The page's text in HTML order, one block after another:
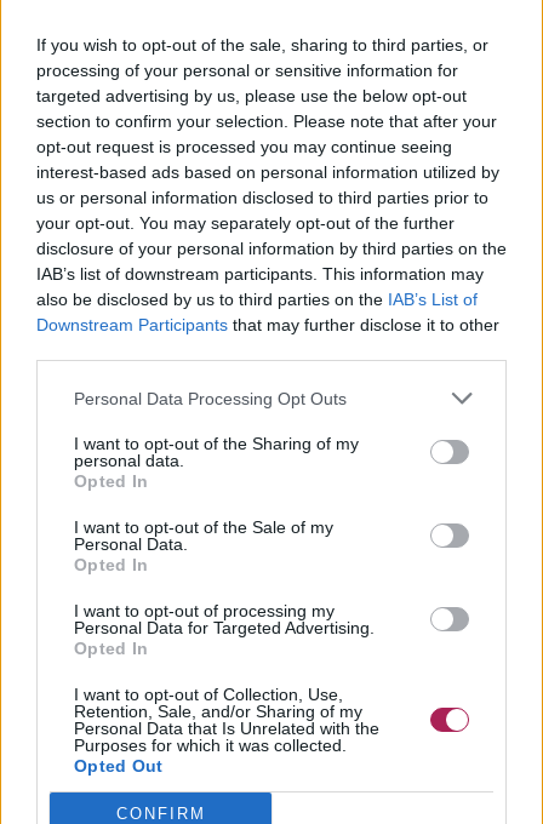
If you wish to opt-out of the sale, sharing to third parties, or
processing of your personal or sensitive information for
targeted advertising by us, please use the below opt-out
section to confirm your selection. Please note that after your
opt-out request is processed you may continue seeing
interest-based ads based on personal information utilized by
us or personal information disclosed to third parties prior to
your opt-out. You may separately opt-out of the further
disclosure of your personal information by third parties on the
IAB’s list of downstream participants. This information may
also be disclosed by us to third parties on the IAB’s List of
Downstream Participants that may further disclose it to other
Personal Data Processing Opt Outs
I want to opt-out of the Sharing of my
personal data.
Opted In
I want to opt-out of the Sale of my
Personal Data.
Opted In
I want to opt-out of processing my
Personal Data for Targeted Advertising.
Opted In
I want to opt-out of Collection, Use,
Retention, Sale, and/or Sharing of my
Personal Data that Is Unrelated with the
Purposes for which it was collected.
Opted Out
CONFIRM